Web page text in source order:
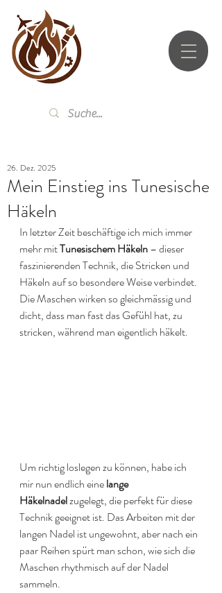
Mein Einstieg ins Tunesische
Häkeln
26. Dez. 2025
In letzter Zeit beschäftige ich mich immer
mehr mit Tunesischem Häkeln – dieser
faszinierenden Technik, die Stricken und
Häkeln auf so besondere Weise verbindet.
Die Maschen wirken so gleichmässig und
dicht, dass man fast das Gefühl hat, zu
stricken, während man eigentlich häkelt.
Um richtig loslegen zu können, habe ich
mir nun endlich eine lange
Häkelnadel zugelegt, die perfekt für diese
Technik geeignet ist. Das Arbeiten mit der
langen Nadel ist ungewohnt, aber nach ein
paar Reihen spürt man schon, wie sich die
Maschen rhythmisch auf der Nadel
sammeln.